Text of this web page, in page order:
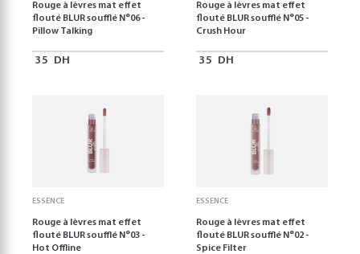
Rouge à lèvres mat effet
flouté BLUR soufflé N°06 -
Pillow Talking
35 DH
Rouge à lèvres mat effet
flouté BLUR soufflé N°05 -
Crush Hour
35 DH
ESSENCE
Rouge à lèvres mat effet
flouté BLUR soufflé N°03 -
Hot Offline
ESSENCE
Rouge à lèvres mat effet
flouté BLUR soufflé N°02 -
Spice Filter